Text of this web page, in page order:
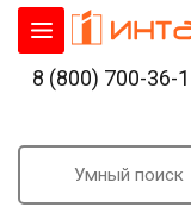
8 (800) 700-36-